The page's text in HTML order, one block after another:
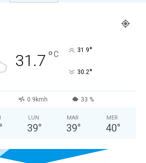
31.7 °C 31.9°
30.2°
0.9kmh 33 %
LUN
39°
MAR
39°
MER
40°